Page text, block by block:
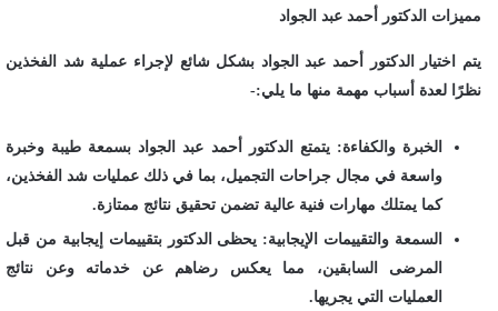
مميزات الدكتور أحمد عبد الجواد
يتم اختيار الدكتور أحمد عبد الجواد بشكل شائع لإجراء عملية شد الفخذين
نظرًا لعدة أسباب مهمة منها ما يلي:-
الخبرة والكفاءة: يتمتع الدكتور أحمد عبد الجواد بسمعة طيبة وخبرة
واسعة في مجال جراحات التجميل، بما في ذلك عمليات شد الفخذين،
كما يمتلك مهارات فنية عالية تضمن تحقيق نتائج ممتازة.
السمعة والتقييمات الإيجابية: يحظى الدكتور بتقييمات إيجابية من قبل
المرضى السابقين، مما يعكس رضاهم عن خدماته وعن نتائج
العمليات التي يجريها.